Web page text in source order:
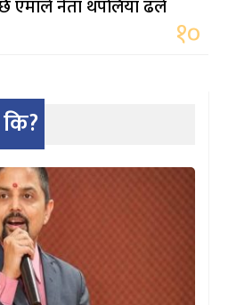
एमाले नेता थपलिया ढले
१०